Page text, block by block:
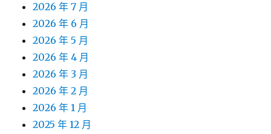
2026 年 7 月
2026 年 6 月
2026 年 5 月
2026 年 4 月
2026 年 3 月
2026 年 2 月
2026 年 1 月
2025 年 12 月